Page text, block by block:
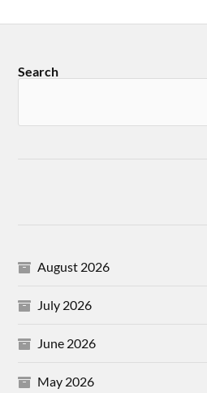
Search
August 2026
July 2026
June 2026
May 2026